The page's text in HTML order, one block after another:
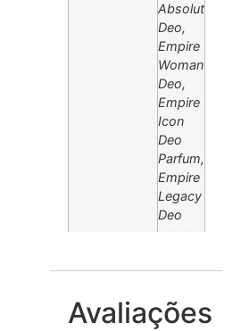
Absolut
Deo,
Empire
Woman
Deo,
Empire
Icon
Deo
Parfum,
Empire
Legacy
Deo
Avaliações